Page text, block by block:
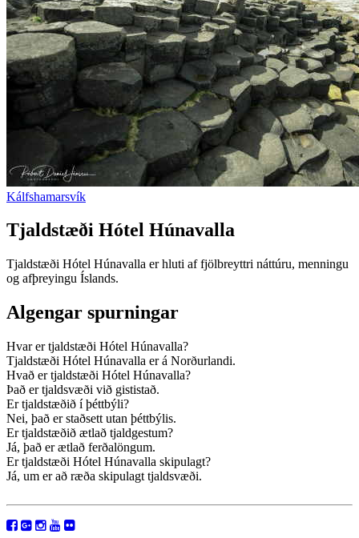
Kálfshamarsvík
Tjaldstæði Hótel Húnavalla
Tjaldstæði Hótel Húnavalla er hluti af fjölbreyttri náttúru, menningu
og afþreyingu Íslands.
Algengar spurningar
Hvar er tjaldstæði Hótel Húnavalla?
Tjaldstæði Hótel Húnavalla er á Norðurlandi.
Hvað er tjaldstæði Hótel Húnavalla?
Það er tjaldsvæði við gististað.
Er tjaldstæðið í þéttbýli?
Nei, það er staðsett utan þéttbýlis.
Er tjaldstæðið ætlað tjaldgestum?
Já, það er ætlað ferðalöngum.
Er tjaldstæði Hótel Húnavalla skipulagt?
Já, um er að ræða skipulagt tjaldsvæði.